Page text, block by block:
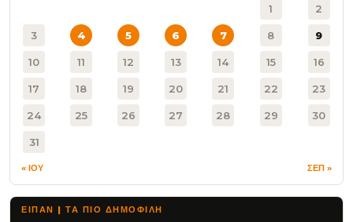
1 2
3 4 5 6 7 8 9
10 11 12 13 14 15 16
17 18 19 20 21 22 23
24 25 26 27 28 29 30
31
« ΙΟΥ ΣΕΠ »
ΕΙΠΑΝ | ΤΑ ΠΙΟ ΔΗΜΟΦΙΛΉ